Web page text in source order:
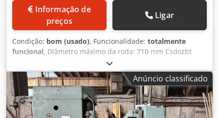
preços
Ligar
Condição: bom (usado), Funcionalidade: totalmente
funcional, Diâmetro máximo da roda: 710 mm Csdozbt
Hropfx Af Roha Largura da engrenagem: 335 mm Tamanho
da mesa: 630 mm Furo da mesa: 120 mm Carga máxima da
mesa: 700 kg Módulo máximo: 7 Módulo mínimo: 1 Faixa
de rotação do eixo da fresa: 40-315 rpm Faixa de avanço:
Avanço axial: 0,40 - 5 mm/rot Avanço radial: 0,20 - 2,5
mm/rot Avanço tangencial: 0,1-1,25 mm/rot
Anúncio classificado